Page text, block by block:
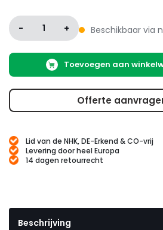
- 1 + Beschikbaar via
Toevoegen aan
Offerte
Lid van de NHK, DE-Erkend & CO-vrij
Levering door heel Europa
14 dagen retourrecht
Beschrijving